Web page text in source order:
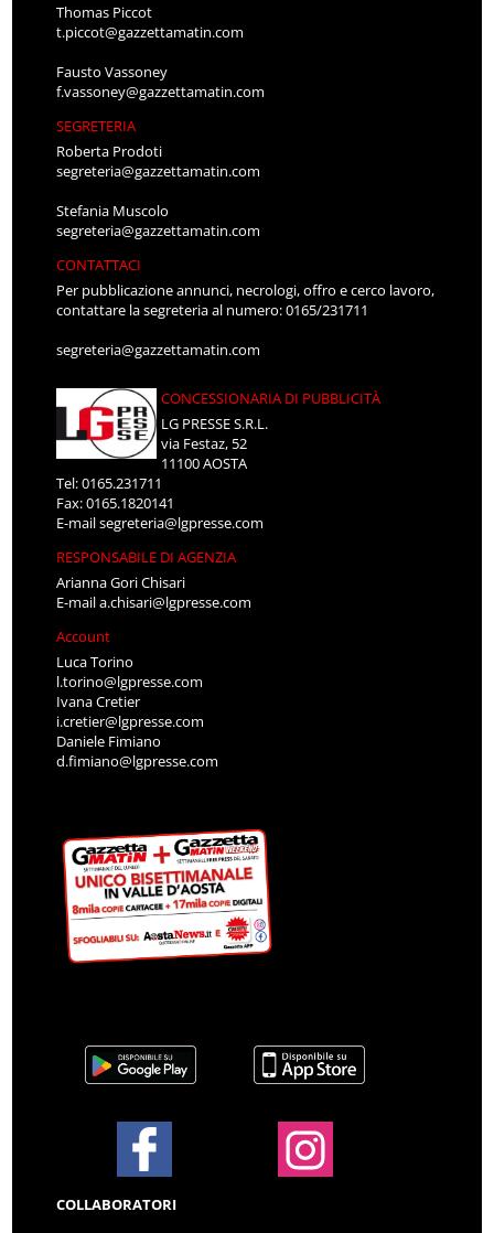
Thomas Piccot
t.piccot@gazzettamatin.com
Fausto Vassoney
f.vassoney@gazzettamatin.com
SEGRETERIA
Roberta Prodoti
segreteria@gazzettamatin.com
Stefania Muscolo
segreteria@gazzettamatin.com
CONTATTACI
Per pubblicazione annunci, necrologi, offro e cerco lavoro,
contattare la segreteria al numero: 0165/231711
segreteria@gazzettamatin.com
CONCESSIONARIA DI PUBBLICITÀ
LG PRESSE S.R.L.
via Festaz, 52
11100 AOSTA
Tel: 0165.231711
Fax: 0165.1820141
E-mailsegreteria@lgpresse.com
RESPONSABILE DI AGENZIA
Arianna Gori Chisari
E-maila.chisari@lgpresse.com
Account
Luca Torino
l.torino@lgpresse.com
Ivana Cretier
i.cretier@lgpresse.com
Daniele Fimiano
d.fimiano@lgpresse.com
COLLABORATORI